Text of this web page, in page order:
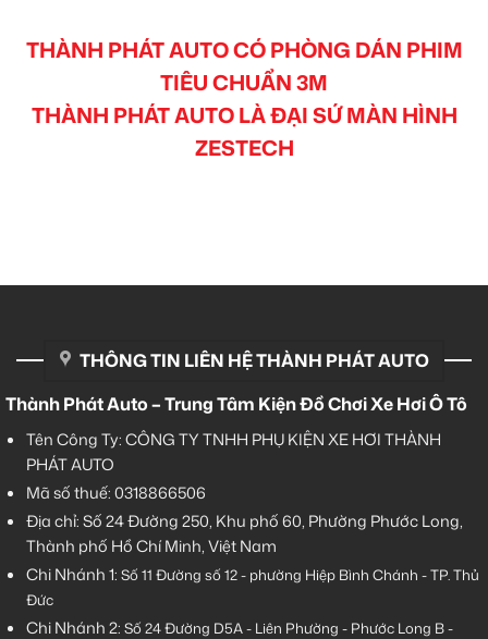
THÀNH PHÁT AUTO CÓ PHÒNG DÁN PHIM
TIÊU CHUẨN 3M
THÀNH PHÁT AUTO LÀ ĐẠI SỨ MÀN HÌNH
ZESTECH
THÔNG TIN LIÊN HỆ THÀNH PHÁT AUTO
Thành Phát Auto – Trung Tâm Kiện Đồ Chơi Xe Hơi Ô Tô
Tên Công Ty: CÔNG TY TNHH PHỤ KIỆN XE HƠI THÀNH
PHÁT AUTO
Mã số thuế: 0318866506
Địa chỉ: Số 24 Đường 250, Khu phố 60, Phường Phước Long,
Thành phố Hồ Chí Minh, Việt Nam
Chi Nhánh 1: Số 11 Đường số 12 - phường Hiệp Bình Chánh - TP. Thủ
Đức
Chi Nhánh 2: Số 24 Đường D5A - Liên Phường - Phước Long B -